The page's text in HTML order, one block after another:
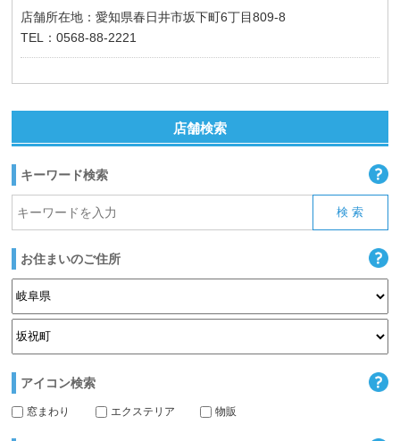
店舗所在地：愛知県春日井市坂下町6丁目809-8
TEL：0568-88-2221
店舗検索
キーワード検索
お住まいのご住所
アイコン検索
窓まわり エクステリア 物販